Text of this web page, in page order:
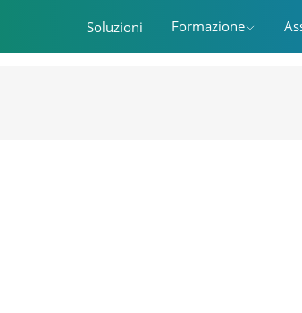
Soluzioni Formazione